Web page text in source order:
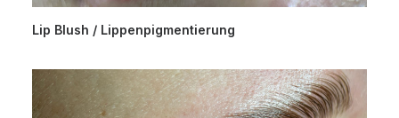
Lip Blush / Lippenpigmentierung